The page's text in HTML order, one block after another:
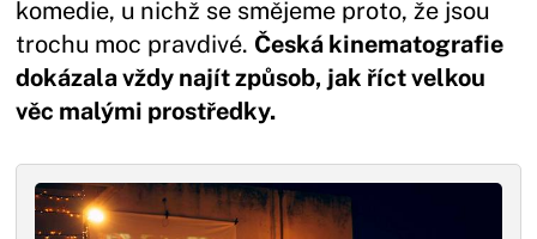
komedie, u nichž se smějeme proto, že jsou
trochu moc pravdivé. Česká kinematografie
dokázala vždy najít způsob, jak říct velkou
věc malými prostředky.